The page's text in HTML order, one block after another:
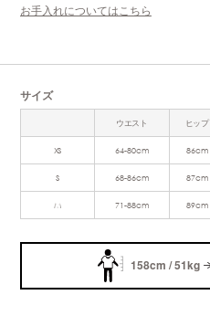
お手入れについてはこちら
サイズ
ウエスト ヒップ
XS 64-80cm 86cm
S 68-86cm 87cm
M 71-88cm 89cm
158cm / 51kg